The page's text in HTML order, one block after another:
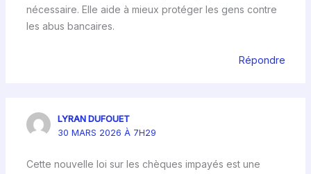
nécessaire. Elle aide à mieux protéger les gens contre
les abus bancaires.
Répondre
LYRAN DUFOUET
30 MARS 2026 À 7H29
Cette nouvelle loi sur les chèques impayés est une